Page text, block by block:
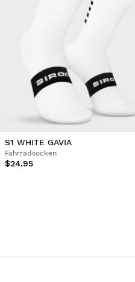
S1 WHITE GAVIA
Fahrradsocken
$24.95